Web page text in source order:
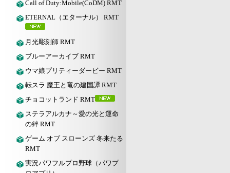
Call of Duty:Mobile(CoDM) RMT
ETERNAL（エターナル） RMT
月光彫刻師 RMT
ブルーアーカイブ RMT
ウマ娘プリティーダービー RMT
転スラ 魔王と竜の建国譚 RMT
チョコットランド RMT
ステラアルカナ～愛の光と運命
の絆 RMT
ゲーム オブ スローンズ 冬来たる
RMT
実況パワフルプロ野球（パワプ